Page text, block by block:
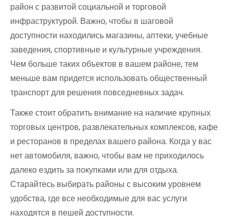
район с развитой социальной и торговой
инфраструктурой. Важно, чтобы в шаговой
доступности находились магазины, аптеки, учебные
заведения, спортивные и культурные учреждения.
Чем больше таких объектов в вашем районе, тем
меньше вам придется использовать общественный
транспорт для решения повседневных задач.
Также стоит обратить внимание на наличие крупных
торговых центров, развлекательных комплексов, кафе
и ресторанов в пределах вашего района. Когда у вас
нет автомобиля, важно, чтобы вам не приходилось
далеко ездить за покупками или для отдыха.
Старайтесь выбирать районы с высоким уровнем
удобства, где все необходимые для вас услуги
находятся в пешей доступности.